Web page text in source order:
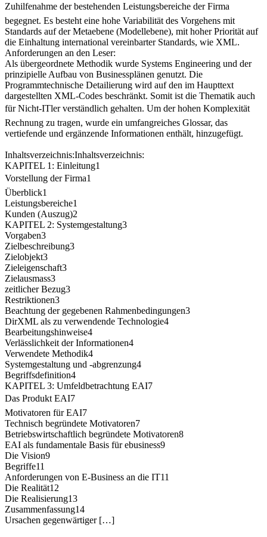
Zuhilfenahme der bestehenden Leistungsbereiche der Firma
begegnet. Es besteht eine hohe Variabilität des Vorgehens mit
Standards auf der Metaebene (Modellebene), mit hoher Priorität auf
die Einhaltung international vereinbarter Standards, wie XML.
Anforderungen an den Leser:
Als übergeordnete Methodik wurde Systems Engineering und der
prinzipielle Aufbau von Businessplänen genutzt. Die
Programmtechnische Detailierung wird auf den im Haupttext
dargestellten XML-Codes beschränkt. Somit ist die Thematik auch
für Nicht-ITler verständlich gehalten. Um der hohen Komplexität
Rechnung zu tragen, wurde ein umfangreiches Glossar, das
vertiefende und ergänzende Informationen enthält, hinzugefügt.
Inhaltsverzeichnis:Inhaltsverzeichnis:
KAPITEL 1: Einleitung1
Vorstellung der Firma1
Überblick1
Leistungsbereiche1
Kunden (Auszug)2
KAPITEL 2: Systemgestaltung3
Vorgaben3
Zielbeschreibung3
Zielobjekt3
Zieleigenschaft3
Zielausmass3
zeitlicher Bezug3
Restriktionen3
Beachtung der gegebenen Rahmenbedingungen3
DirXML als zu verwendende Technologie4
Bearbeitungshinweise4
Verlässlichkeit der Informationen4
Verwendete Methodik4
Systemgestaltung und -abgrenzung4
Begriffsdefinition4
KAPITEL 3: Umfeldbetrachtung EAI7
Das Produkt EAI7
Motivatoren für EAI7
Technisch begründete Motivatoren7
Betriebswirtschaftlich begründete Motivatoren8
EAI als fundamentale Basis für ebusiness9
Die Vision9
Begriffe11
Anforderungen von E-Business an die IT11
Die Realität12
Die Realisierung13
Zusammenfassung14
Ursachen gegenwärtiger […]